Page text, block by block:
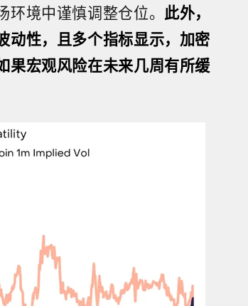
境中谨慎调整仓位。 此外，
动性，且多个指标显示，加密
果宏观风险在未来几周有所缓